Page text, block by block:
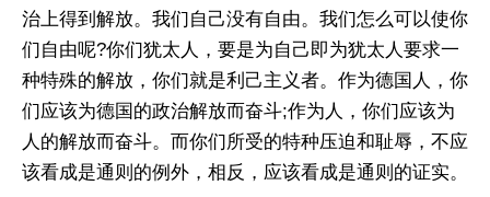
治上得到解放。我们自己没有自由。我们怎么可以使你
们自由呢?你们犹太人，要是为自己即为犹太人要求一
种特殊的解放，你们就是利己主义者。作为德国人，你
们应该为德国的政治解放而奋斗;作为人，你们应该为
人的解放而奋斗。而你们所受的特种压迫和耻辱，不应
该看成是通则的例外，相反，应该看成是通则的证实。